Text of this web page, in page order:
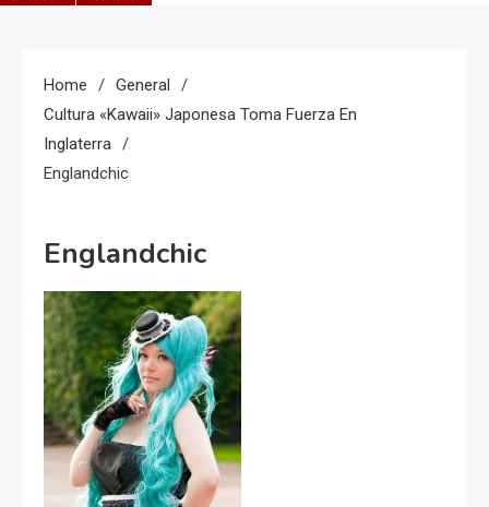
Home
General
Cultura «Kawaii» Japonesa Toma Fuerza En
Inglaterra
Englandchic
Englandchic